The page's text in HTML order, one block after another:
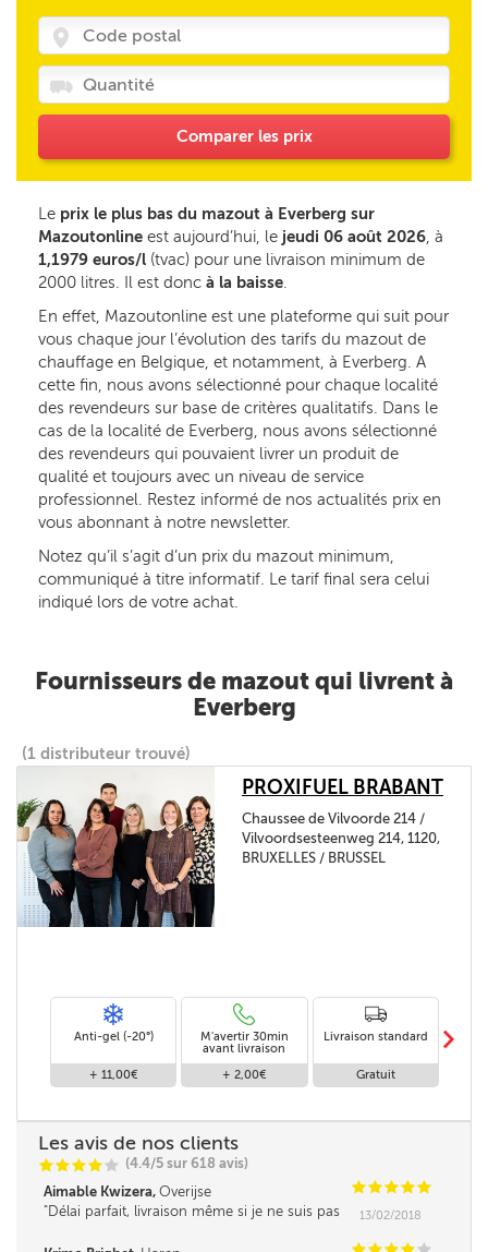
Comparer les prix
Le prix le plus bas du mazout à Everberg sur
Mazoutonline est aujourd’hui, le jeudi 06 août 2026, à
1,1979 euros/l (tvac) pour une livraison minimum de
2000 litres. Il est donc à la baisse.
En effet, Mazoutonline est une plateforme qui suit pour
vous chaque jour l’évolution des tarifs du mazout de
chauffage en Belgique, et notamment, à Everberg. A
cette fin, nous avons sélectionné pour chaque localité
des revendeurs sur base de critères qualitatifs. Dans le
cas de la localité de Everberg, nous avons sélectionné
des revendeurs qui pouvaient livrer un produit de
qualité et toujours avec un niveau de service
professionnel. Restez informé de nos actualités prix en
vous abonnant à notre newsletter.
Notez qu’il s’agit d’un prix du mazout minimum,
communiqué à titre informatif. Le tarif final sera celui
indiqué lors de votre achat.
Fournisseurs de mazout qui livrent à
Everberg
(1 distributeur trouvé)
PROXIFUEL BRABANT
Chaussee de Vilvoorde 214 /
Vilvoordsesteenweg 214, 1120,
BRUXELLES / BRUSSEL
Anti-gel (-20°)
+ 11,00€
M'avertir 30min
avant livraison
+ 2,00€
Livraison standard
Gratuit
m
Les avis de nos clients
CCCC C (4.4/5 sur 618 avis)
Aimable Kwizera, Overijse CCCCC
Délai parfait, livraison même si je ne suis pas
13/02/2018